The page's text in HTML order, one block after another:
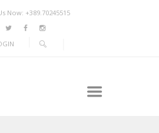
Now: +389.70245515